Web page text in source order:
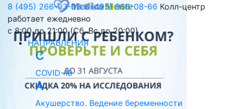
8 (495) 266-03-03 8 (495) 966-08-66 Колл-центр
работает ежедневно
с 8:00 до 21:00 (Сб, Вс до 20:00)
НАПРАВЛЕНИЯ
C
COVID-19
А
Акушерство. Ведение беременности